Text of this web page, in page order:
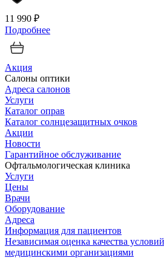
11 990 ₽
Подробнее
Акция
Салоны оптики
Адреса салонов
Услуги
Каталог оправ
Каталог солнцезащитных очков
Акции
Новости
Гарантийное обслуживание
Офтальмологическая клиника
Услуги
Цены
Врачи
Оборудование
Адреса
Информация для пациентов
Независимая оценка качества
медицинскими организациями